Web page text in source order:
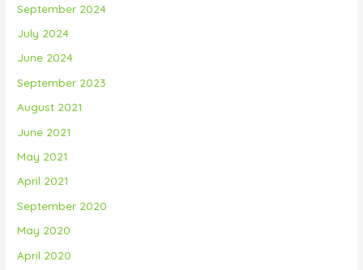
September 2024
July 2024
June 2024
September 2023
August 2021
June 2021
May 2021
April 2021
September 2020
May 2020
April 2020